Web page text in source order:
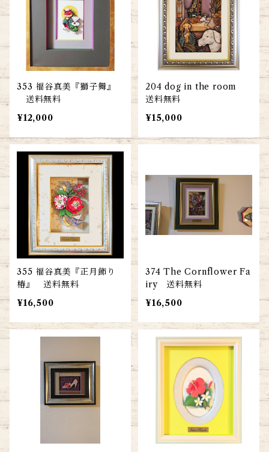
353 福谷真美『獅子舞』
送料無料
¥12,000
204 dog in the room
送料無料
¥15,000
355 福谷真美『正月飾り
椿』 送料無料
¥16,500
374 The Cornflower Fa
iry 送料無料
¥16,500